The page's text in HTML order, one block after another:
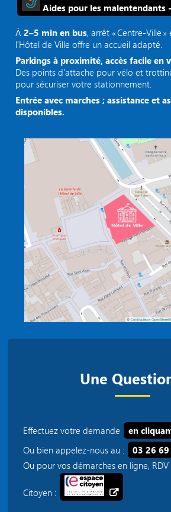
Aides pour les malentendants
À2–5 min en bus, arrêt « Centre‑Ville »
l’Hôtel de Ville offre un accueil adapté.
Parkings à proximité, accès facile
Des points d'attache pour vélo et
pour sécuriser votre stationnement.
Entrée avec marches ; assistance et
disponibles.
Une
Effectuez votre demande
en
Ou bien appelez-nous au :
03 26
Ou pour vos démarches en ligne, RDV
Citoyen :